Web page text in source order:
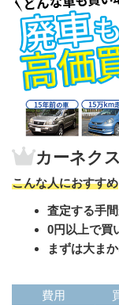
カーネク
こんな人におすすめ
査定する手
0円以上で買
まずは大ま
費用